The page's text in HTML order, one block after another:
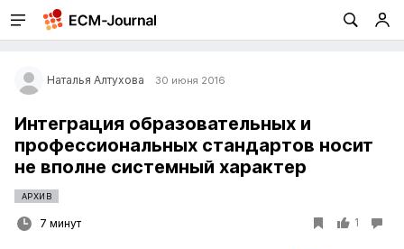
Наталья Алтухова 30 июня 2016
Интеграция образовательных и
профессиональных стандартов носит
не вполне системный характер
АРХИВ
7 минут 1